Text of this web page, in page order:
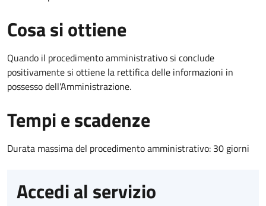
Cosa si ottiene
Quando il procedimento amministrativo si conclude
positivamente si ottiene la rettifica delle informazioni in
possesso dell'Amministrazione.
Tempi e scadenze
Durata massima del procedimento amministrativo: 30 giorni
Accedi al servizio